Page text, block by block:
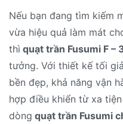
Nếu bạn đang tìm kiếm
vừa hiệu quả làm mát
thì quạt trần Fusumi F –
tưởng. Với thiết kế tối
bền đẹp, khả năng vận
hợp điều khiển từ xa
dòng quạt trần Fusumi